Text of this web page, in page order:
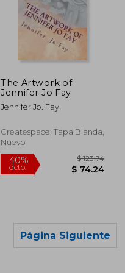
40%
The Artwork of
Jennifer Jo Fay
Jennifer Jo. Fay
Createspace, Tapa Blanda,
Nuevo
Página Siguiente